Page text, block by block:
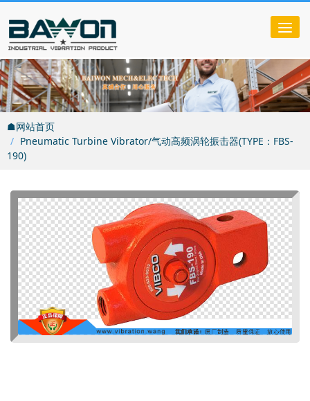
☗网站首页
Pneumatic Turbine Vibrator/气动高频涡轮振击器(TYPE：FBS-
190)